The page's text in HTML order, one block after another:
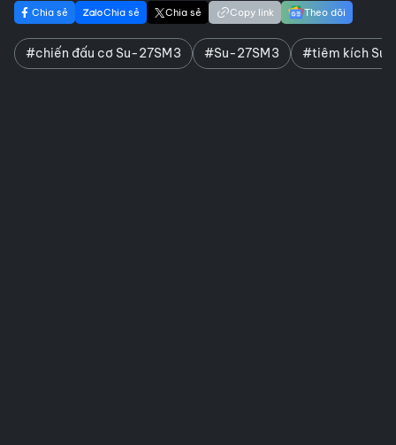
Chia sẻ Chia sẻ Chia sẻ Copy link Theo dõi
#chiến đấu cơ Su-27SM3 #Su-27SM3 #tiêm kích Su-